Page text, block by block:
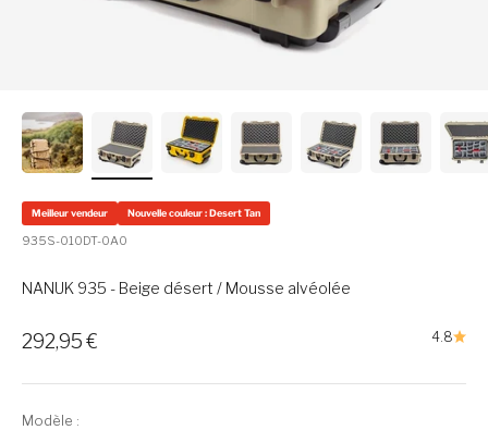
Meilleur vendeur Nouvelle couleur : Desert Tan
935S-010DT-0A0
NANUK 935 - Beige désert / Mousse alvéolée
4.8
Prix de vente
292,95 €
Modèle :